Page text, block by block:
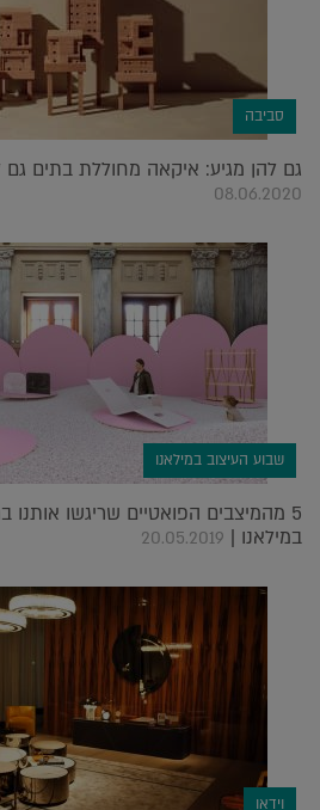
סביבה
גם להן מגיע: איקאה מחוללת בתים
08.06.2020
שבוע העיצוב במילאנו
5 מהמיצבים הפואטיים שריגשו אותנו
במילאנו | 20.05.2019
וידאו